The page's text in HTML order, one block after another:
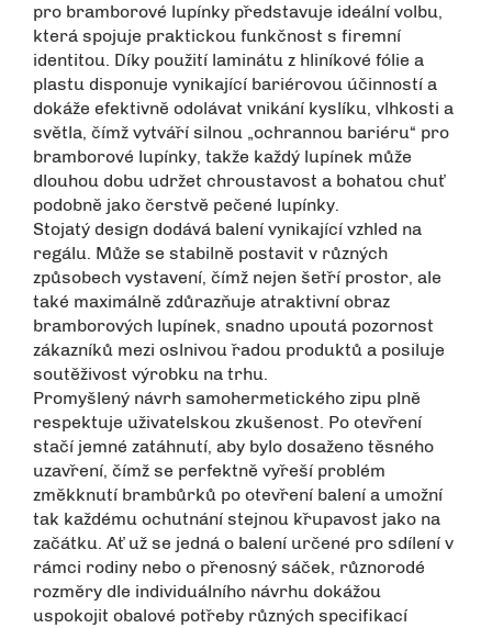
pro bramborové lupínky představuje ideální volbu,
která spojuje praktickou funkčnost s firemní
identitou. Díky použití laminátu z hliníkové fólie a
plastu disponuje vynikající bariérovou účinností a
dokáže efektivně odolávat vnikání kyslíku, vlhkosti a
světla, čímž vytváří silnou „ochrannou bariéru“ pro
bramborové lupínky, takže každý lupínek může
dlouhou dobu udržet chroustavost a bohatou chuť
podobně jako čerstvě pečené lupínky.
Stojatý design dodává balení vynikající vzhled na
regálu. Může se stabilně postavit v různých
způsobech vystavení, čímž nejen šetří prostor, ale
také maximálně zdůrazňuje atraktivní obraz
bramborových lupínek, snadno upoutá pozornost
zákazníků mezi oslnivou řadou produktů a posiluje
soutěživost výrobku na trhu.
Promyšlený návrh samohermetického zipu plně
respektuje uživatelskou zkušenost. Po otevření
stačí jemné zatáhnutí, aby bylo dosaženo těsného
uzavření, čímž se perfektně vyřeší problém
změkknutí brambůrků po otevření balení a umožní
tak každému ochutnání stejnou křupavost jako na
začátku. Ať už se jedná o balení určené pro sdílení v
rámci rodiny nebo o přenosný sáček, různorodé
rozměry dle individuálního návrhu dokážou
uspokojit obalové potřeby různých specifikací